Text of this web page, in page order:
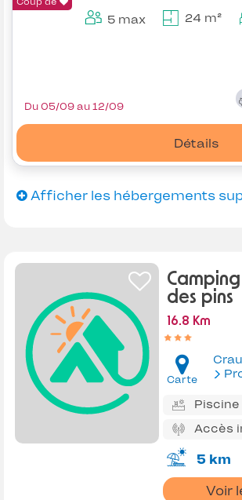
5 max 24 m²
Détails
Du 05/09 au 12/09
Afficher les hébergements
des pins
16.8 Km
Carte
Crau
Piscine
Accès
5 km
Voir